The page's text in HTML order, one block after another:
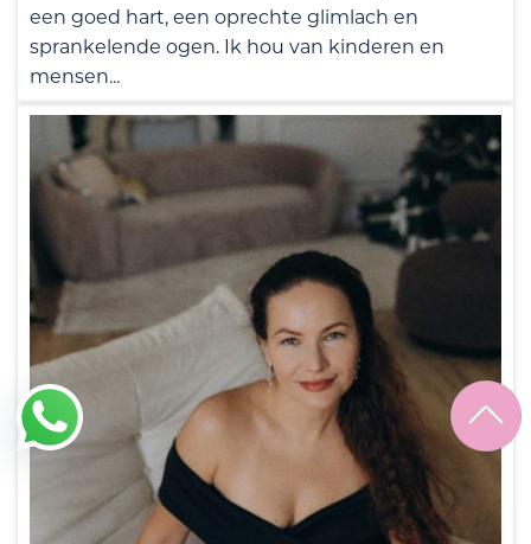
een goed hart, een oprechte glimlach en
sprankelende ogen. Ik hou van kinderen en
mensen...